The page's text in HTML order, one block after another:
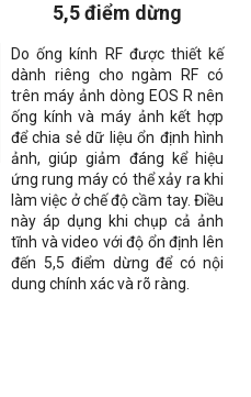
5,5 điểm dừng
Do ống kính RF được thiết kế
dành riêng cho ngàm RF có
trên máy ảnh dòng EOS R nên
ống kính và máy ảnh kết hợp
để chia sẻ dữ liệu ổn định hình
ảnh, giúp giảm đáng kể hiệu
ứng rung máy có thể xảy ra khi
làm việc ở chế độ cầm tay. Điều
này áp dụng khi chụp cả ảnh
tĩnh và video với độ ổn định lên
đến 5,5 điểm dừng để có nội
dung chính xác và rõ ràng.